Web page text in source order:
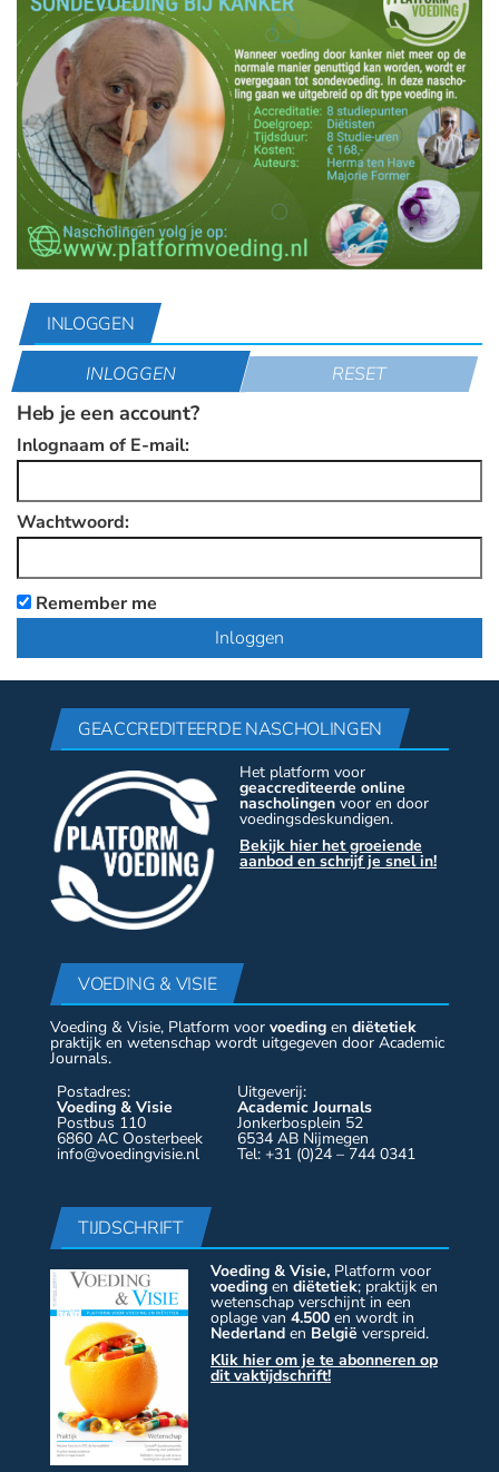
INLOGGEN
INLOGGEN RESET
Heb je een account?
Inlognaam of E-mail:
Wachtwoord:
Remember me
GEACCREDITEERDE NASCHOLINGEN
Het platform voor
geaccrediteerde online
nascholingen voor en door
voedingsdeskundigen.
Bekijk hier het groeiende
aanbod en schrijf je snel in!
VOEDING & VISIE
Voeding & Visie, Platform voor voeding en diëtetiek
praktijk en wetenschap wordt uitgegeven door Academic
Journals.
Postadres:
Voeding & Visie
Postbus 110
6860 AC Oosterbeek
info@voedingvisie.nl
Uitgeverij:
Academic Journals
Jonkerbosplein 52
6534 AB Nijmegen
Tel: +31 (0)24 – 744 0341
TIJDSCHRIFT
Voeding & Visie, Platform voor
voeding en diëtetiek; praktijk en
wetenschap verschijnt in een
oplage van 4.500 en wordt in
Nederland en België verspreid.
Klik hier om je te abonneren op
dit vaktijdschrift!